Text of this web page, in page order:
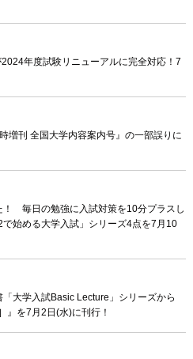
年度試験リニューアルに完全対応！7
増刊 全国大学内容案内号』の一部誤りに
！ 毎日の勉強に入試対策を10分プラスし
始める大学入試」シリーズ4点を7月10
「大学入試Basic Lecture」シリーズから
』を7月2日(水)に刊行！